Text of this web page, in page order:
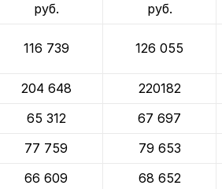
руб.
руб.
116 739 126 055
204 648 220182
65 312 67 697
77 759 79 653
66 609 68 652